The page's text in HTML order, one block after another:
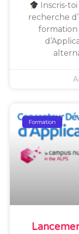
Inscris-
recherche
Formation